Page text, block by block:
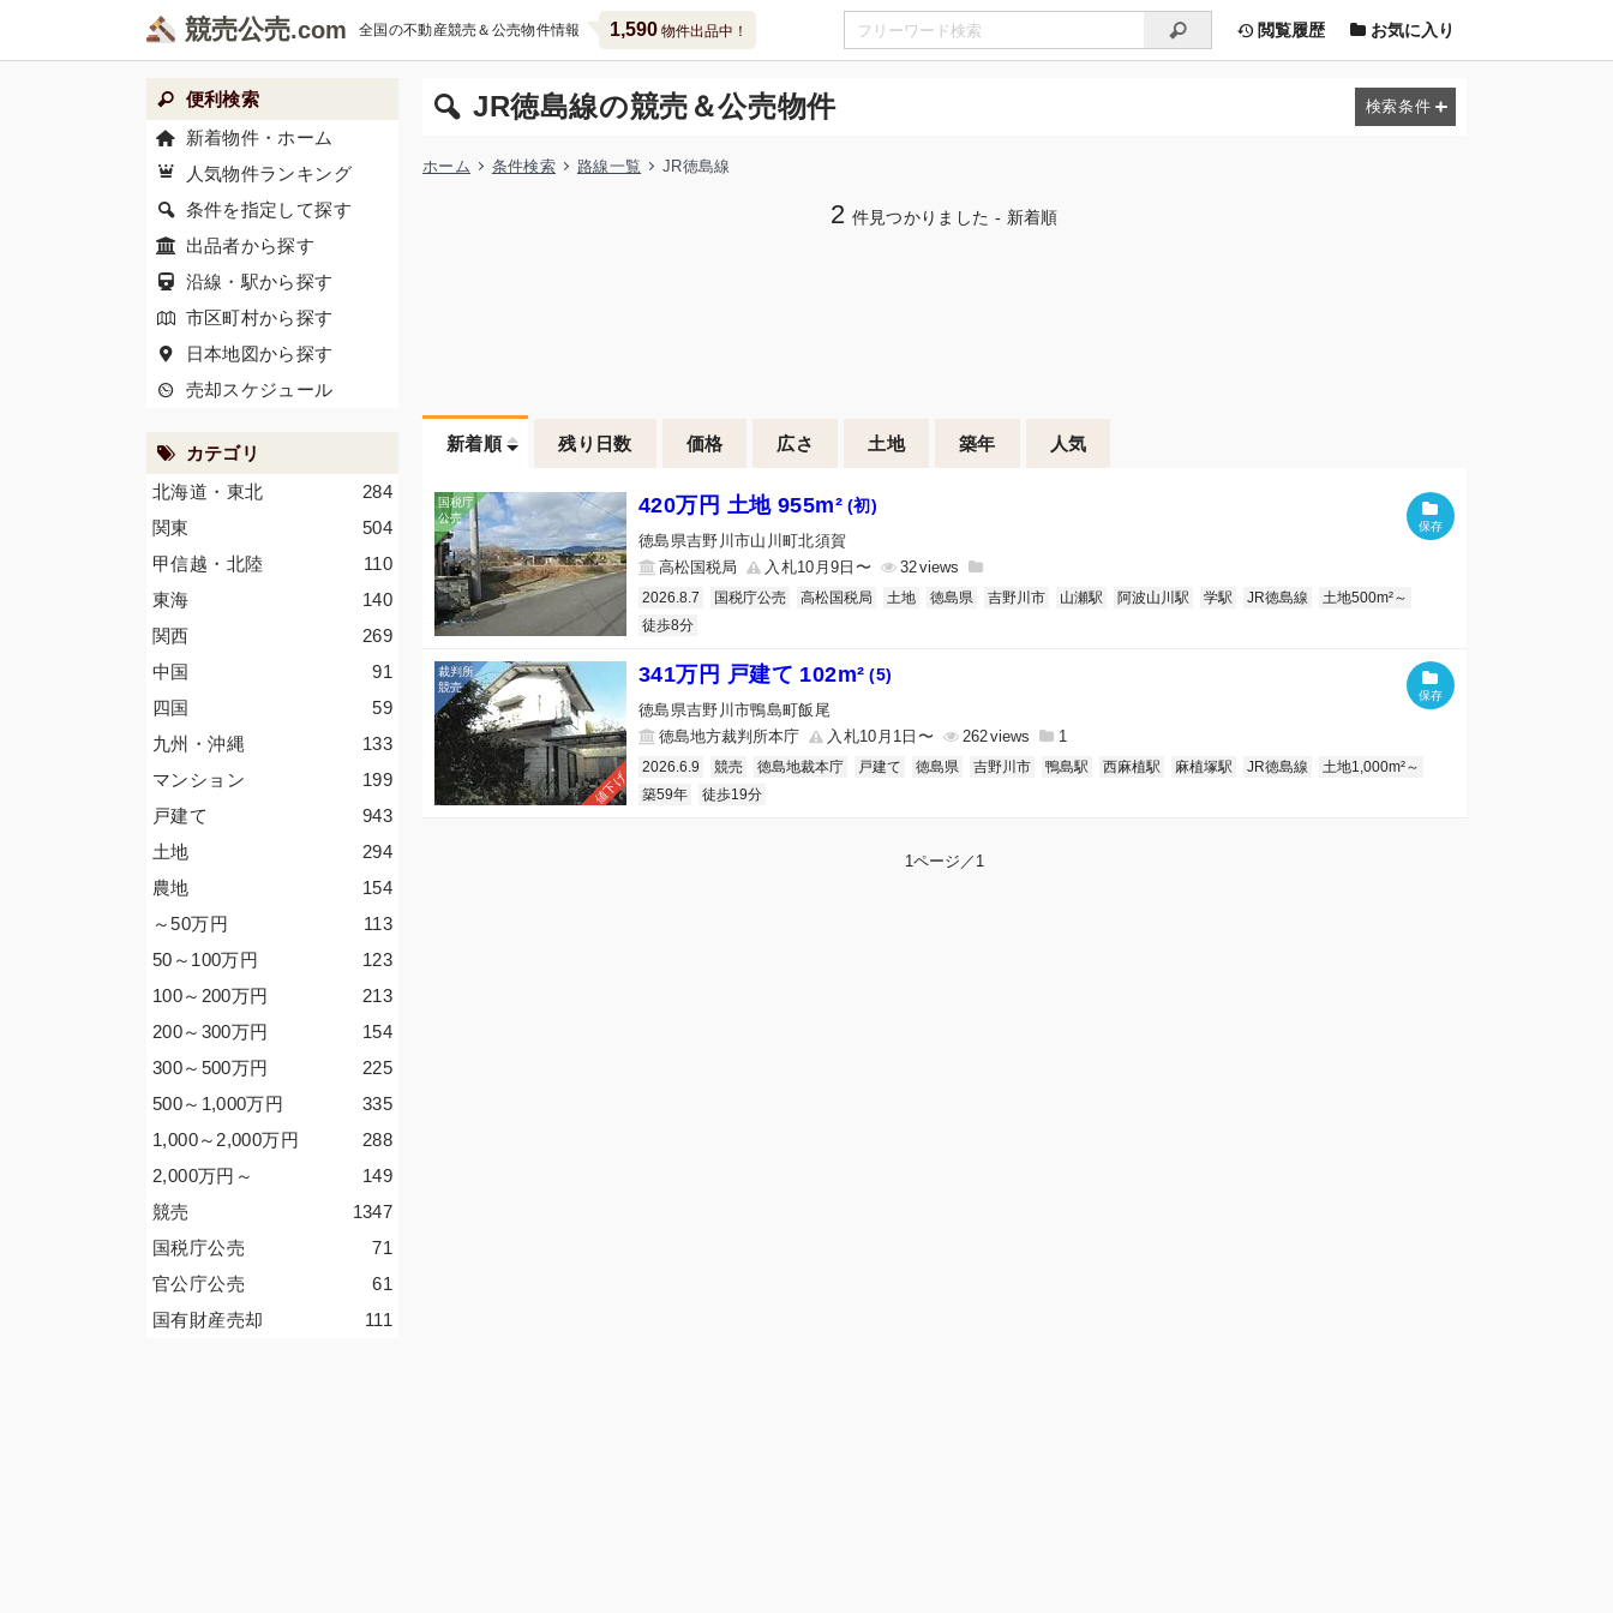
競売公売 全国の不動産競売＆公売物件情報 1,590物件出品中！ 閲覧履歴 お気に入り
JR徳島線の競売＆公売物件
ホーム 条件検索 路線一覧 JR徳島線
2 件見つかりました - 新着順
新着順 残り日数 価格 広さ 土地 築年 人気
420万円 土地 955m² (初)
徳島県吉野川市山川町北須賀
高松国税局
入札10月9日〜 32
2026.8.7 国税庁公売 高松国税局 土地 徳島県 吉野川市 山瀬駅 阿波山川駅 学駅 JR徳島線
土地500m²～
徒歩8分
値下げ
341万円 戸建て 102m² (5)
徳島県吉野川市鴨島町飯尾
徳島地方裁判所本庁
入札10月1日〜 262 1
2026.6.9 競売 徳島地裁本庁 戸建て 徳島県 吉野川市 鴨島駅 西麻植駅 麻植塚駅 JR徳島線
土地1,000m²～
築59年
徒歩19分
1ページ／1
便利検索
新着物件・ホーム
人気物件ランキング
条件を指定して探す
出品者から探す
沿線・駅から探す
市区町村から探す
日本地図から探す
売却スケジュール
カテゴリ
284
北海道・東北
504
関東
110
甲信越・北陸
140
東海
269
関西
91
中国
59
四国
133
九州・沖縄
199
マンション
943
戸建て
294
土地
154
農地
113
～50万円
123
50～100万円
213
100～200万円
154
200～300万円
225
300～500万円
335
500～1,000万円
288
1,000～2,000万円
149
2,000万円 ～
1347
競売
71
国税庁公売
61
官公庁公売
111
国有財産売却